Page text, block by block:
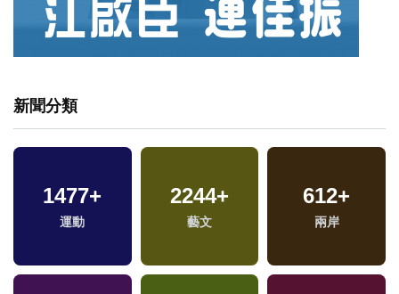
新聞分類
1477+
運動
2244+
藝文
612+
兩岸
187+
司法放大鏡
3055+
熱門
88+
綜藝